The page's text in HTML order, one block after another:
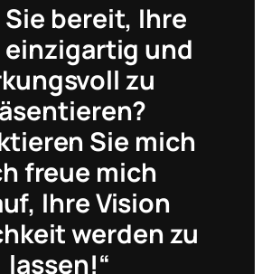
Sie bereit, Ihre
einzigartig und
zu
Sie mich
freue mich
Ihre Vision
werden zu
lassen!“